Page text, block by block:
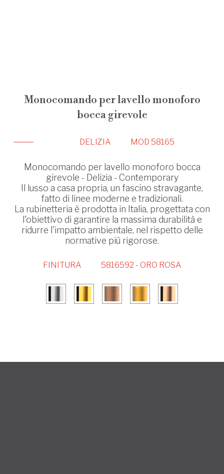
Monocomando per lavello monoforo
bocca girevole
DELIZIA MOD 58165
Monocomando per lavello monoforo bocca
girevole - Delizia - Contemporary
Il lusso a casa propria, un fascino stravagante,
fatto di linee moderne e tradizionali.
La rubinetteria è prodotta in Italia, progettata con
l'obiettivo di garantire la massima durabilità e
ridurre l'impatto ambientale, nel rispetto delle
normative più rigorose.
FINITURA 5816592 - ORO ROSA